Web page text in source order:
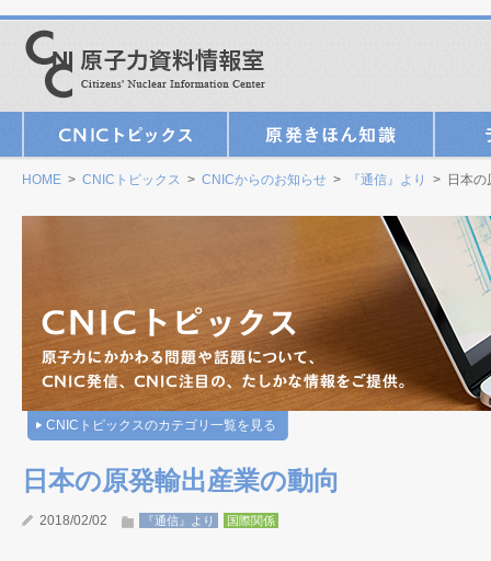
HOME > CNICトピックス > CNICからのお知らせ > 『通信』より > 日本の
CNICトピックスのカテゴリ一覧を見る
日本の原発輸出産業の動向
2018/02/02 『通信』より 国際関係